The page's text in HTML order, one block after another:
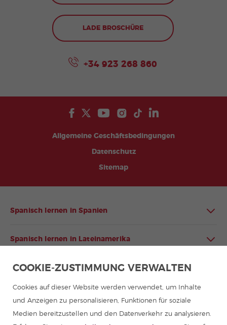
LADE BROSCHÜRE
+34 923 268 860
Allgemeine Geschäftsbedingungen
Datenschutz
Sitemap
Spanisch lernen in Spanien
Spanisch lernen in Lateinamerika
Spanischprogramme für Gruppen
Sommercamps in Spanien
COOKIE-ZUSTIMMUNG VERWALTEN
Cookies auf dieser Website werden verwendet, um Inhalte
und Anzeigen zu personalisieren, Funktionen für soziale
Medien bereitzustellen und den Datenverkehr zu analysieren.